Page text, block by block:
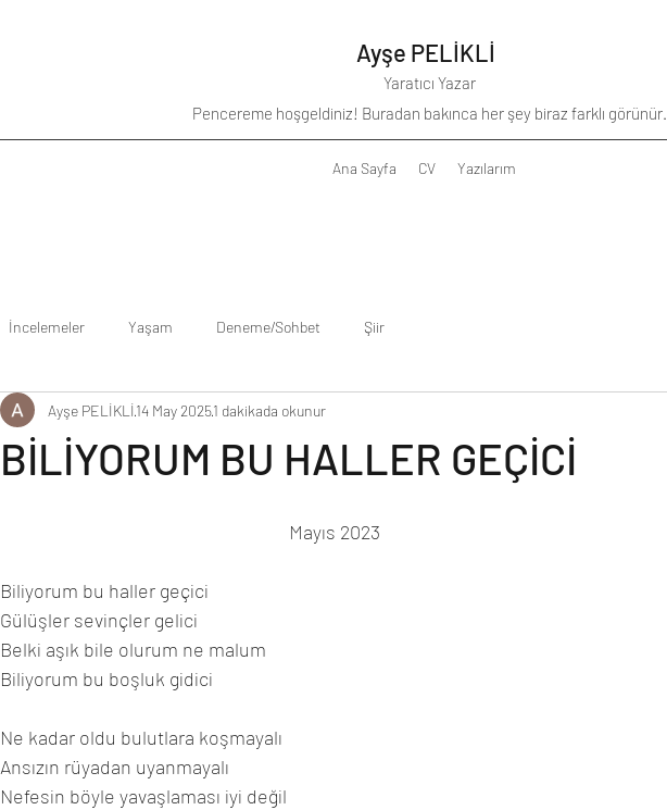
Ayşe PELİKLİ
Yaratıcı Yazar
Pencereme hoşgeldiniz! Buradan bakınca her şey biraz farklı görünür.
Ana Sayfa CV Yazılarım
İncelemeler Yaşam Deneme/Sohbet Şiir
BİLİYORUM BU HALLER GEÇİCİ
Ayşe PELİKLİ14 May 20251 dakikada okunur
Mayıs 2023
Biliyorum bu haller geçici
Gülüşler sevinçler gelici
Belki aşık bile olurum ne malum
Biliyorum bu boşluk gidici
Ne kadar oldu bulutlara koşmayalı
Ansızın rüyadan uyanmayalı
Nefesin böyle yavaşlaması iyi değil